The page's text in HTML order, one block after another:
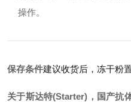
操作。
保存条件建议收货后，冻干粉
关于斯达特(Starter)，国产抗